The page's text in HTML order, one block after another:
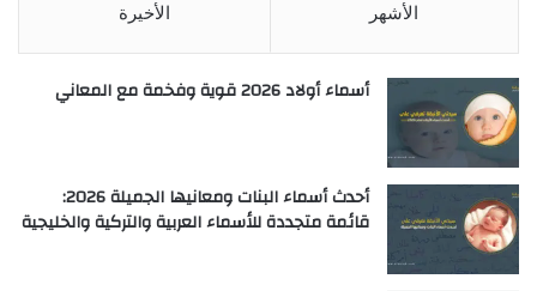
الأشهر الأخيرة
أسماء أولاد 2026 قوية وفخمة مع المعاني
أحدث أسماء البنات ومعانيها الجميلة 2026:
قائمة متجددة للأسماء العربية والتركية والخليجية